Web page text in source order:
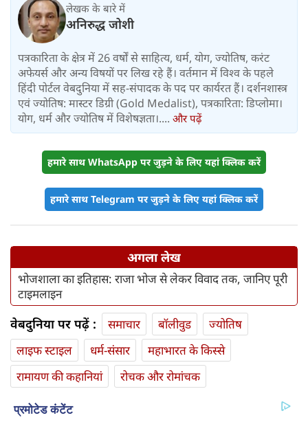
लेखक के बारे में
अनिरुद्ध जोशी
पत्रकारिता के क्षेत्र में 26 वर्षों से साहित्य, धर्म, योग, ज्योतिष, करंट
अफेयर्स और अन्य विषयों पर लिख रहे हैं। वर्तमान में विश्‍व के पहले
हिंदी पोर्टल वेबदुनिया में सह-संपादक के पद पर कार्यरत हैं। दर्शनशास्त्र
एवं ज्योतिष: मास्टर डिग्री (Gold Medalist), पत्रकारिता: डिप्लोमा।
योग, धर्म और ज्योतिष में विशेषज्ञता।.... और पढ़ें
हमारे साथ WhatsApp पर जुड़ने के लिए यहां क्लिक करें
हमारे साथ Telegram पर जुड़ने के लिए यहां क्लिक करें
अगला लेख
भोजशाला का इतिहास: राजा भोज से लेकर विवाद तक, जानिए पूरी
टाइमलाइन
वेबदुनिया पर पढ़ें : समाचार बॉलीवुड
ज्योतिष
लाइफ स्‍टाइल
धर्म-संसार
महाभारत के किस्से
रामायण की कहानियां
रोचक और रोमांचक